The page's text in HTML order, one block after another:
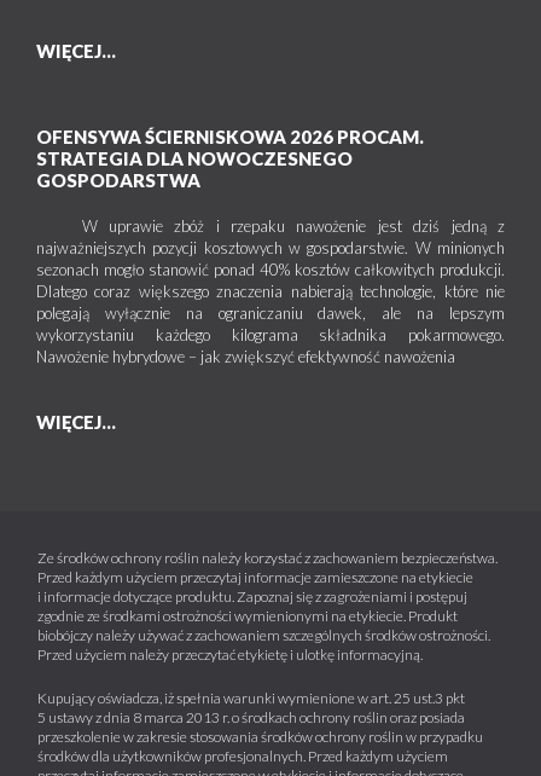
WIĘCEJ...
OFENSYWA ŚCIERNISKOWA 2026 PROCAM.
STRATEGIA DLA NOWOCZESNEGO
GOSPODARSTWA
W uprawie zbóż i rzepaku nawożenie jest dziś jedną z
najważniejszych pozycji kosztowych w gospodarstwie. W minionych
sezonach mogło stanowić ponad 40% kosztów całkowitych produkcji.
Dlatego coraz większego znaczenia nabierają technologie, które nie
polegają wyłącznie na ograniczaniu dawek, ale na lepszym
wykorzystaniu każdego kilograma składnika pokarmowego.
Nawożenie hybrydowe – jak zwiększyć efektywność nawożenia
WIĘCEJ...
Ze środków ochrony roślin należy korzystać z zachowaniem bezpieczeństwa.
Przed każdym użyciem przeczytaj informacje zamieszczone na etykiecie
i informacje dotyczące produktu. Zapoznaj się z zagrożeniami i postępuj
zgodnie ze środkami ostrożności wymienionymi na etykiecie. Produkt
biobójczy należy używać z zachowaniem szczególnych środków ostrożności.
Przed użyciem należy przeczytać etykietę i ulotkę informacyjną.
Kupujący oświadcza, iż spełnia warunki wymienione w art. 25 ust.3 pkt
5 ustawy z dnia 8 marca 2013 r. o środkach ochrony roślin oraz posiada
przeszkolenie w zakresie stosowania środków ochrony roślin w przypadku
środków dla użytkowników profesjonalnych. Przed każdym użyciem